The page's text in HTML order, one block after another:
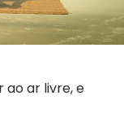
ao ar livre, e